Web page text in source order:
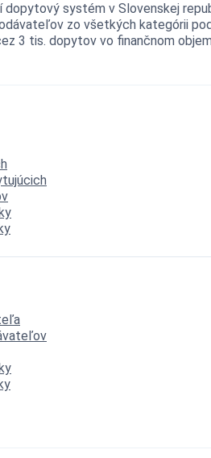
dopytový systém v Slovenskej
zo všetkých kategórii
3 tis. dopytov vo finančnom